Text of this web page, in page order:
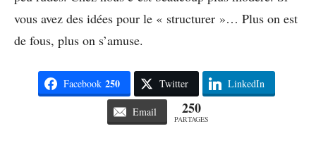
vous avez des idées pour le « structurer »… Plus on est
de fous, plus on s’amuse.
Facebook 250 Twitter LinkedIn
Email 250
PARTAGES